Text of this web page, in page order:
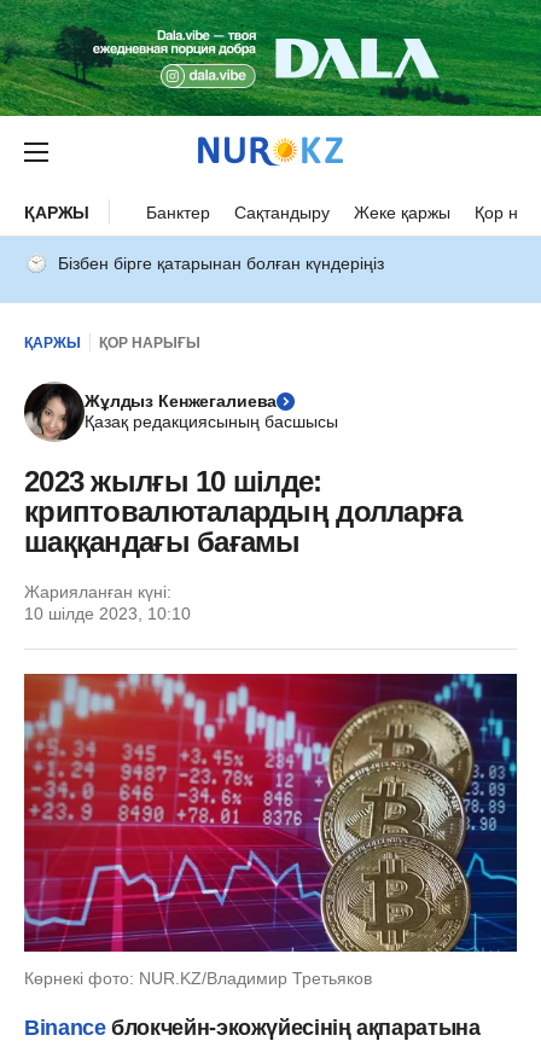
ҚАРЖЫ Банктер Сақтандыру Жеке қаржы Қор
Бізбен бірге қатарынан болған күндеріңіз
ҚАРЖЫ ҚОР НАРЫҒЫ
Жұлдыз Кенжегалиева
Қазақ редакциясының басшысы
2023 жылғы 10 шілде:
криптовалюталардың долларға
шаққандағы бағамы
Жарияланған күні:
10 шілде 2023, 10:10
Көрнекі фото: NUR.KZ/Владимир Третьяков
Binanceблокчейн-экожүйесінің ақпаратына